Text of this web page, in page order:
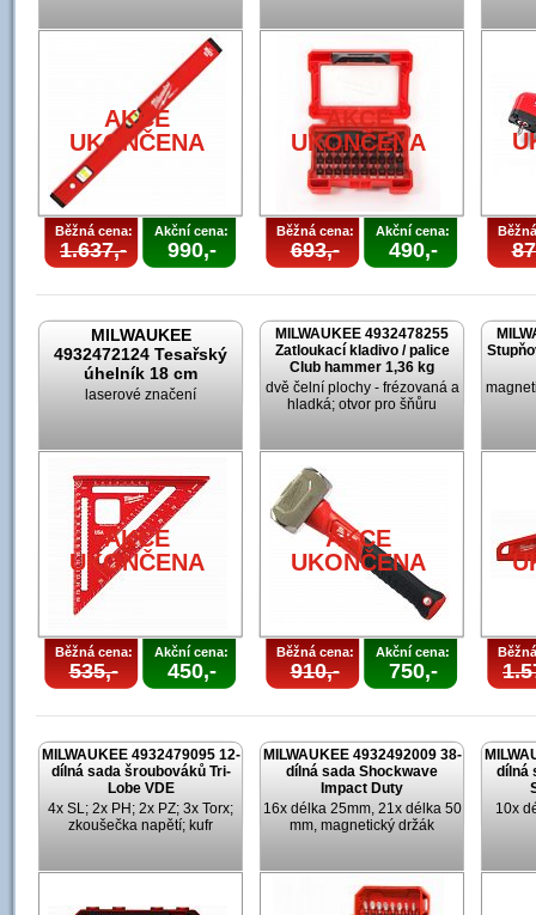
AKCE
UKONČENA
Běžná cena:
1.637,-
Akční cena:
990,-
AKCE
UKONČENA
Běžná cena:
693,-
Akční cena:
490,-
MILWAUKEE
4932472124 Tesařský
úhelník 18 cm
laserové značení
AKCE
UKONČENA
Běžná cena:
535,-
Akční cena:
450,-
MILWAUKEE 4932478255
Zatloukací kladivo / palice
Club hammer 1,36 kg
dvě čelní plochy - frézovaná a
hladká; otvor pro šňůru
AKCE
UKONČENA
Běžná cena:
910,-
Akční cena:
750,-
MILWAUKEE 4932479095 12-
dílná sada šroubováků Tri-
Lobe VDE
4x SL; 2x PH; 2x PZ; 3x Torx;
zkoušečka napětí; kufr
MILWAUKEE 4932492009 38-
dílná sada Shockwave
Impact Duty
16x délka 25mm, 21x délka 50
mm, magnetický držák
dílná
10x